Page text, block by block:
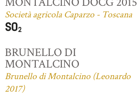
Società agricola Caparzo - Toscana
BRUNELLO DI
MONTALCINO
Brunello di Montalcino (Leonardo
2017)